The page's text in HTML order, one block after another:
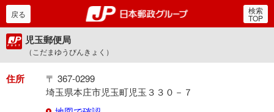
郵便局・日本郵政グルー
戻る 検索
TOP
児玉郵便局
（こだまゆうびんきょく）
住所
〒 367-0299
埼玉県本庄市児玉町児玉３３０－７